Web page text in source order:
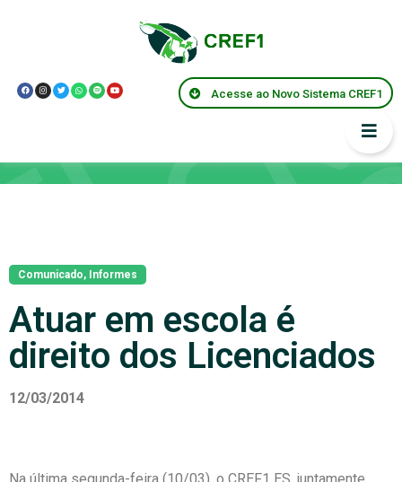
Acesse ao Novo Sistema CREF1
Comunicado, Informes
Atuar em escola é
direito dos Licenciados
12/03/2014